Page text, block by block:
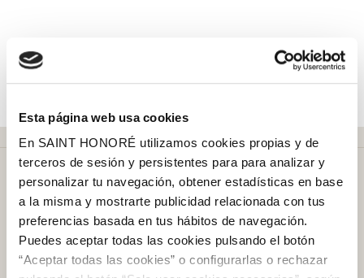
Esta página web usa cookies
En SAINT HONORÉ utilizamos cookies propias y de
terceros de sesión y persistentes para para analizar y
personalizar tu navegación, obtener estadísticas en base
a la misma y mostrarte publicidad relacionada con tus
preferencias basada en tus hábitos de navegación.
Puedes aceptar todas las cookies pulsando el botón
“Aceptar todas las cookies” o configurarlas o rechazar
Más de 50 añosen el mercado